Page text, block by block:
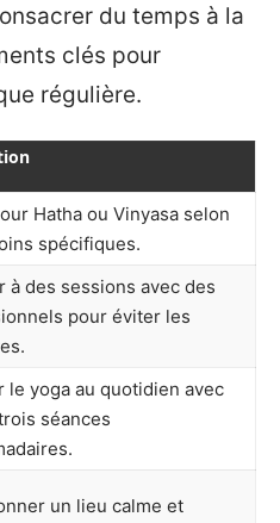
du temps à la
clés pour
régulière.
Hatha ou Vinyasa selon
spécifiques.
à des sessions avec des
pour éviter les
le yoga au quotidien avec
séances
un lieu calme et